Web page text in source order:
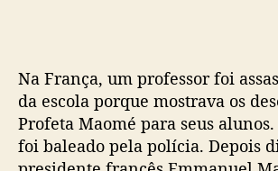
Na França, um professor foi
da escola porque mostrava os
Profeta Maomé para seus alunos.
foi baleado pela polícia. Depois